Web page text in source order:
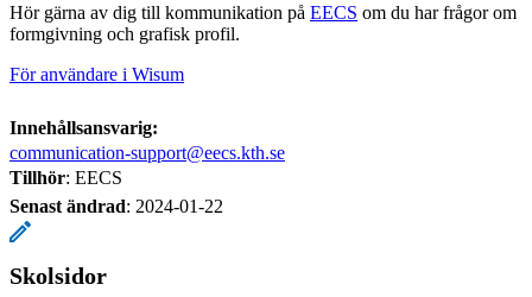
Hör gärna av dig till kommunikation på EECS om du har frågor om
formgivning och grafisk profil.
För användare i Wisum
Innehållsansvarig:
communication-support@eecs.kth.se
Tillhör: EECS
Senast ändrad: 2024-01-22
Skolsidor